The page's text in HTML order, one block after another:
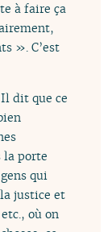
à faire ça
». C’est
dit que ce
la porte
gens qui
justice et
où on